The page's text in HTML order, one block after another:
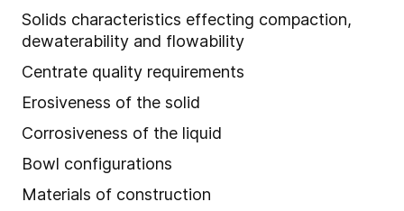
Solids characteristics effecting compaction,
dewaterability and flowability
Centrate quality requirements
Erosiveness of the solid
Corrosiveness of the liquid
Bowl configurations
Materials of construction